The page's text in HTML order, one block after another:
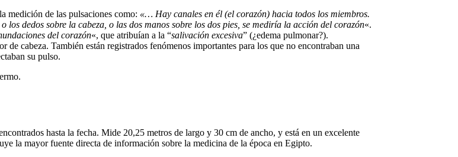
medición de las pulsaciones como: «… Hay canales en él (el corazón) hacia todos los miembros.
los dedos sobre la cabeza, o las dos manos sobre los dos pies, se mediría la acción del corazón«.
del corazón«, que atribuían a la “salivación excesiva” (¿edema pulmonar?).
cabeza. También están registrados fenómenos importantes para los que no encontraban una
su pulso.
hasta la fecha. Mide 20,25 metros de largo y 30 cm de ancho, y está en un excelente
la mayor fuente directa de información sobre la medicina de la época en Egipto.